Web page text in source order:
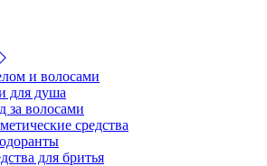
и волосами
для душа
за волосами
средства
для бритья